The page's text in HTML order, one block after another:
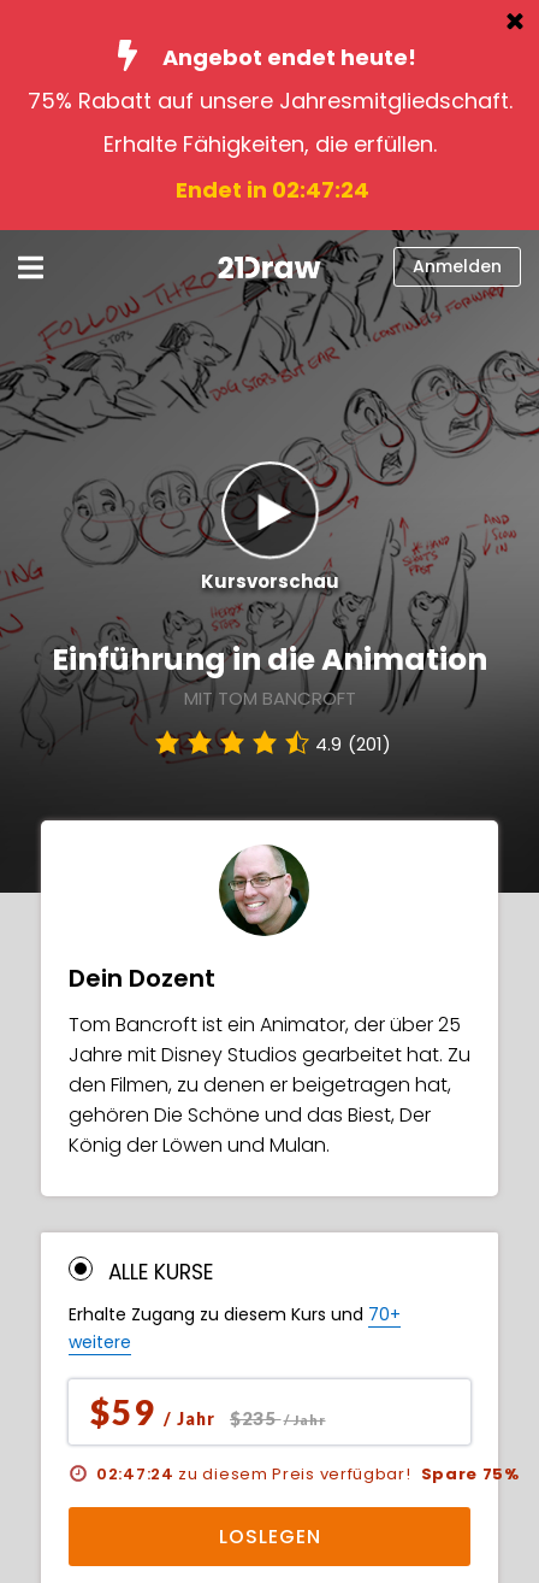
Angebot endet heute!
75% Rabatt auf unsere Jahresmitgliedschaft.
Erhalte Fähigkeiten, die erfüllen.
Endet in 02:47:23
Kurse
Blog
Über uns
Anmelden
Deutsch
Anmelden
Kursvorschau
Einführung in die Animation
MIT TOM BANCROFT
4.9 (201)
Dein Dozent
Tom Bancroft ist ein Animator, der über 25
Jahre mit Disney Studios gearbeitet hat. Zu
den Filmen, zu denen er beigetragen hat,
gehören Die Schöne und das Biest, Der
König der Löwen und Mulan.
ALLE KURSE
Erhalte Zugang zu diesem Kurs und 70+
weitere
$59 / Jahr $235/ Jahr
02:47:23 zu diesem Preis verfügbar! Spare 75%
LOSLEGEN